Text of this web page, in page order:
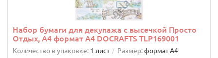
Набор бумаги для декупажа с высечкой Просто
Отдых, А4 формат А4 DOCRAFTS TLP169001
Количество в упаковке: 1 лист Размер:формат А4